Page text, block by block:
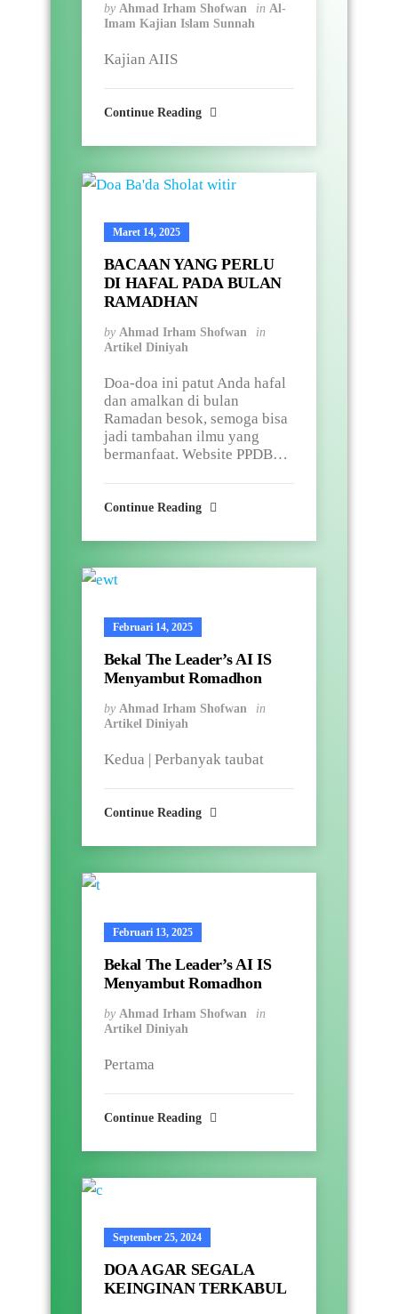
by Ahmad Irham Shofwan in Al-
Imam Kajian Islam Sunnah
Kajian AIIS
Continue Reading
Maret 14, 2025
BACAAN YANG PERLU
DI HAFAL PADA BULAN
RAMADHAN
by Ahmad Irham Shofwan
in
Artikel Diniyah
Doa-doa ini patut Anda hafal
dan amalkan di bulan
Ramadan besok, semoga bisa
jadi tambahan ilmu yang
bermanfaat. Website PPDB…
Continue Reading
Februari 14, 2025
Bekal The Leader’s AI IS
Menyambut Romadhon
by Ahmad Irham Shofwan
in
Artikel Diniyah
Kedua | Perbanyak taubat
Continue Reading
Februari 13, 2025
Bekal The Leader’s AI IS
Menyambut Romadhon
by Ahmad Irham Shofwan
in
Artikel Diniyah
Pertama
Continue Reading
September 25, 2024
DOA AGAR SEGALA
KEINGINAN TERKABUL